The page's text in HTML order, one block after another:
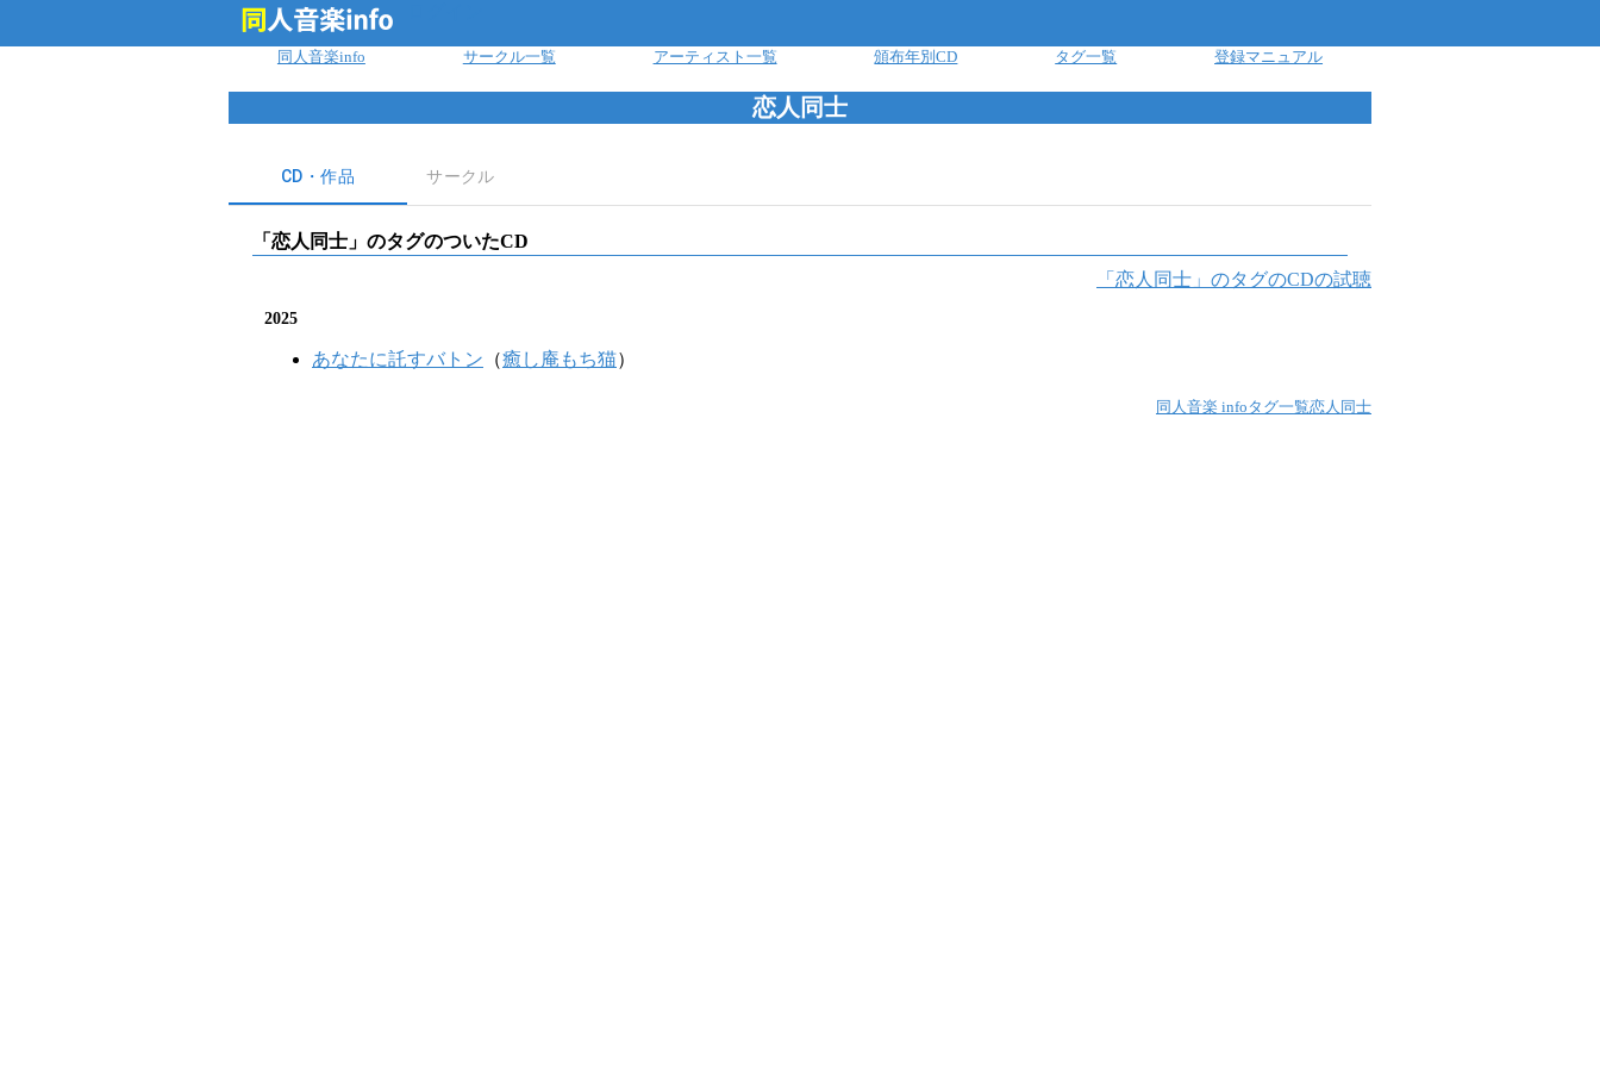
同人音楽info サークル一覧 アーティスト一覧 頒布年別CD タグ一覧 登録マニュアル
恋人同士
CD・作品 サークル
「 恋人同士 」のタグのついたCD
「 恋人同士 」のタグのCDの試聴
2025
あなたに託すバトン （癒し庵もち猫）
同人音楽 infoタグ一覧恋人同士